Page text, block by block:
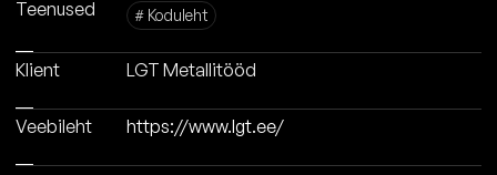
Teenused # Koduleht
Klient LGT Metallitööd
Veebileht https://www.lgt.ee/